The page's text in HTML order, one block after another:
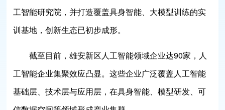
工智能研究院，并打造覆盖具身智能、大模型训练的实
训基地，创新生态已初步成形。
截至目前，雄安新区人工智能领域企业达90家，人
工智能企业集聚效应凸显。这些企业广泛覆盖人工智能
基础层、技术层与应用层，在具身智能、模型研发、可